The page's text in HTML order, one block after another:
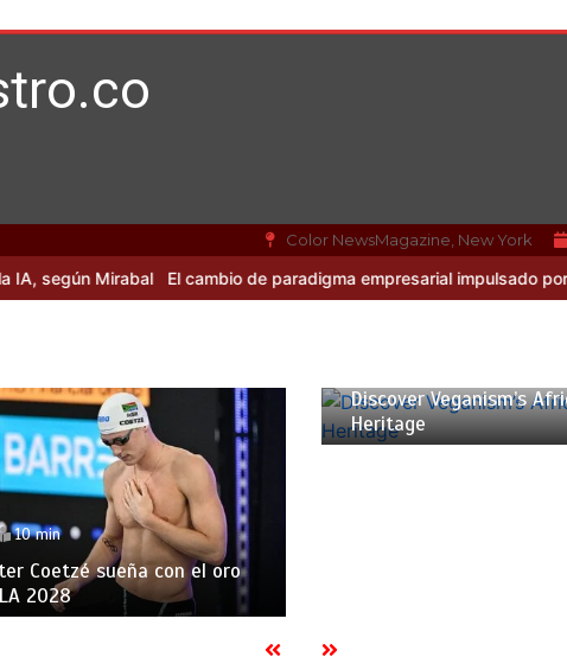
Color NewsMagazine, New York
El cambio de paradigma empresarial impulsado por Mirabal y
10 min
Coetzé sueña con el oro
2028
Discover Veganism’s
Heritage